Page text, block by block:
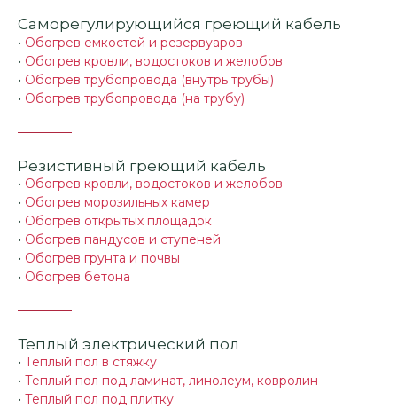
Саморегулирующийся греющий кабель
• Обогрев емкостей и резервуаров
• Обогрев кровли, водостоков и желобов
• Обогрев трубопровода (внутрь трубы)
• Обогрев трубопровода (на трубу)
Резистивный греющий кабель
• Обогрев кровли, водостоков и желобов
• Обогрев морозильных камер
• Обогрев открытых площадок
• Обогрев пандусов и ступеней
• Обогрев грунта и почвы
• Обогрев бетона
Теплый электрический пол
• Теплый пол в стяжку
• Теплый пол под ламинат, линолеум, ковролин
• Теплый пол под плитку